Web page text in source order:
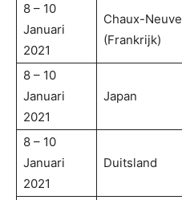
8 – 10
Januari
2021
Chaux-Neuve
(Frankrijk)
8 – 10
Januari
2021
Japan
8 – 10
Januari
2021
Duitsland